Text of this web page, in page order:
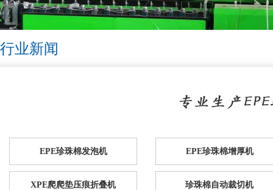
行业新闻
EPE珍珠棉发泡机 EPE珍珠棉增厚机
XPE爬爬垫压痕折叠机 珍珠棉自动裁切机